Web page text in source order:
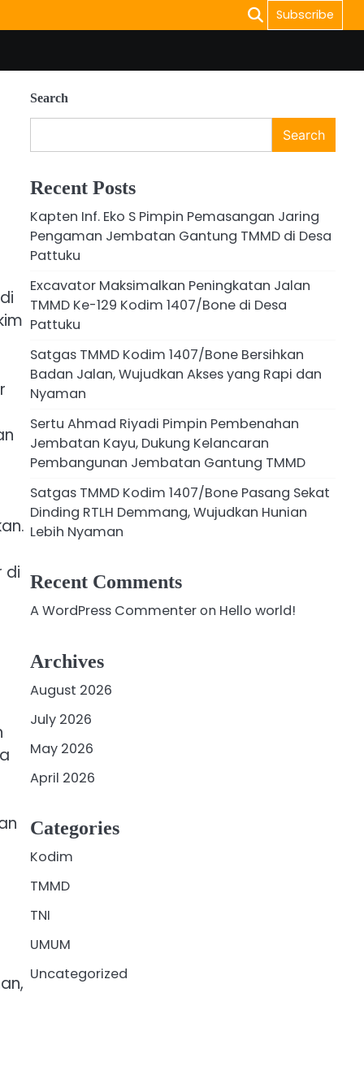
Subscribe
di
Search
Search
Recent Posts
Kapten Inf. Eko S Pimpin Pemasangan Jaring
Pengaman Jembatan Gantung TMMD di Desa
Pattuku
Excavator Maksimalkan Peningkatan Jalan
TMMD Ke-129 Kodim 1407/Bone di Desa
Pattuku
Satgas TMMD Kodim 1407/Bone Bersihkan
Badan Jalan, Wujudkan Akses yang Rapi dan
Nyaman
Sertu Ahmad Riyadi Pimpin Pembenahan
Jembatan Kayu, Dukung Kelancaran
Pembangunan Jembatan Gantung TMMD
Satgas TMMD Kodim 1407/Bone Pasang Sekat
Dinding RTLH Demmang, Wujudkan Hunian
Lebih Nyaman
Recent Comments
A WordPress Commenteron Hello world!
Archives
August 2026
July 2026
May 2026
April 2026
Categories
Kodim
TMMD
TNI
UMUM
Uncategorized